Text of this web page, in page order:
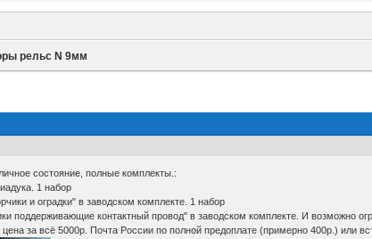
рельс N 9мм
состояние, полные комплекты.:
1 набор
и оградки" в заводском комплекте. 1 набор
поддерживающие контактный провод" в заводском комплекте. И возможно
за всё 5000р. Почта России по полной предоплате (примерно 400р.) или